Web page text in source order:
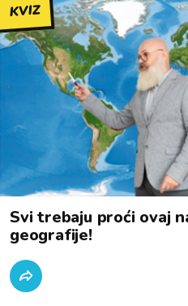
KVIZ
Svi trebaju proći ovaj
geografije!